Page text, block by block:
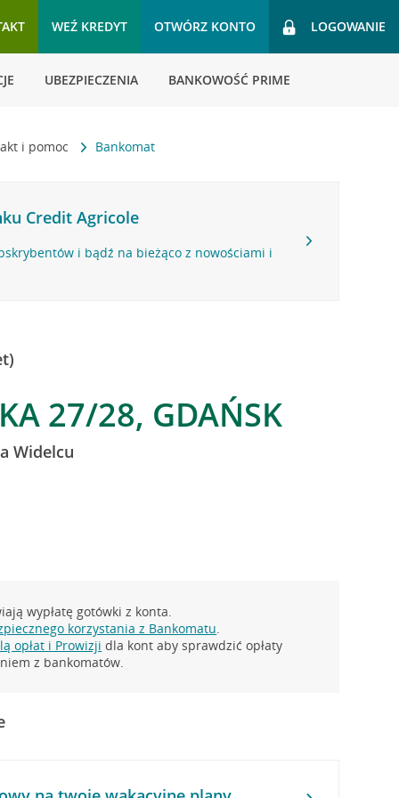
WEŹ KREDYT OTWÓRZ KONTO LOGOWANIE
UBEZPIECZENIA BANKOWOŚĆ PRIME
i pomoc Bankomat
Credit Agricole
i bądź na bieżąco z nowościami i
27/28, GDAŃSK
Widelcu
wypłatę gotówki z konta.
korzystania z Bankomatu.
opłat i Prowizji dla kont aby sprawdzić opłaty
z bankomatów.